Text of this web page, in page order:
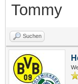
Tommy
Suchen